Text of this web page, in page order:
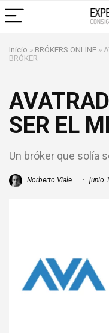
Inicio » BRÓKERS ONLINE »
BRÓKER
SER EL
Un bróker que solía
Norberto Viale junio